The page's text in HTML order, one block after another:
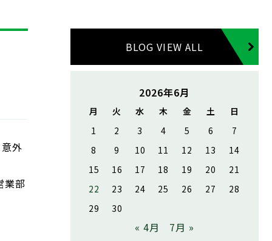
外
業部
BLOG VIEW ALL
2026年6月
月 火 水 木 金 土
日
1
2 3 4 5 6
7
8
9 10 11 12 13
14
15
16 17 18 19 20
21
22
23 24 25 26 27
28
29
30
« 4月 7月 »